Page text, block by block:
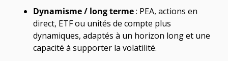
Dynamisme / long terme: PEA, actions en
direct, ETF ou unités de compte plus
dynamiques, adaptés à un horizon long et une
capacité à supporter la volatilité.